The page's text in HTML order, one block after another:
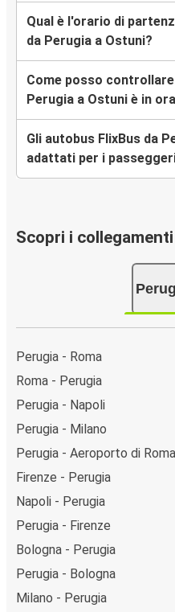
Qual è l'orario di
da Perugia a Ostuni?
Come posso
Perugia a Ostuni è in
Gli autobus FlixBus da
adattati per i
Scopri i
Perugia - Roma
Roma - Perugia
Perugia - Napoli
Perugia - Milano
Perugia - Aeroporto di
Firenze - Perugia
Napoli - Perugia
Perugia - Firenze
Bologna - Perugia
Perugia - Bologna
Milano - Perugia